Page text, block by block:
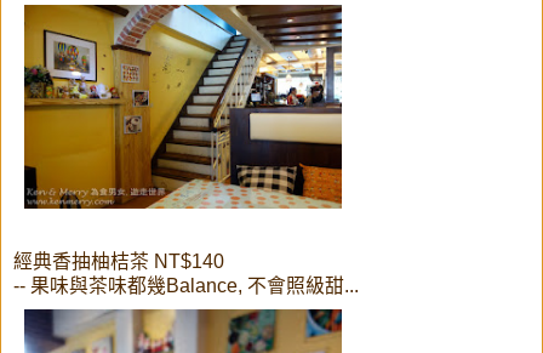
經典香抽柚桔茶 NT$140
-- 果味與茶味都幾Balance, 不會照級甜...